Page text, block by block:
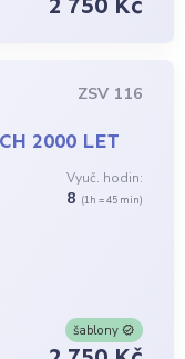
ZSV 116
2000 LET
Vyuč. hodin:
8 (1h = 45 min)
šablony